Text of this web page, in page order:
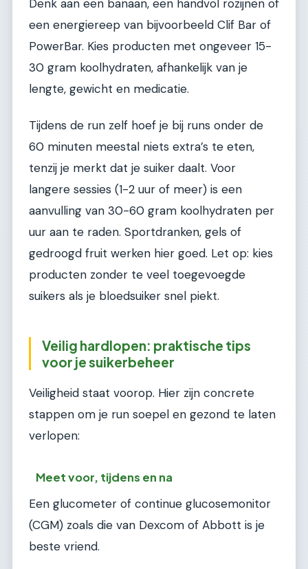
Denk aan een banaan, een handvol rozijnen of
een energiereep van bijvoorbeeld Clif Bar of
PowerBar. Kies producten met ongeveer 15-
30 gram koolhydraten, afhankelijk van je
lengte, gewicht en medicatie.
Tijdens de run zelf hoef je bij runs onder de
60 minuten meestal niets extra’s te eten,
tenzij je merkt dat je suiker daalt. Voor
langere sessies (1-2 uur of meer) is een
aanvulling van 30-60 gram koolhydraten per
uur aan te raden. Sportdranken, gels of
gedroogd fruit werken hier goed. Let op: kies
producten zonder te veel toegevoegde
suikers als je bloedsuiker snel piekt.
Veilig hardlopen: praktische tips
voor je suikerbeheer
Veiligheid staat voorop. Hier zijn concrete
stappen om je run soepel en gezond te laten
verlopen:
Meet voor, tijdens en na
Een glucometer of continue glucosemonitor
(CGM) zoals die van Dexcom of Abbott is je
beste vriend.